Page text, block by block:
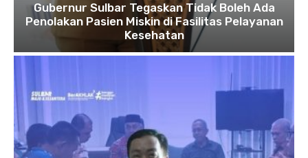
Gubernur Sulbar Tegaskan Tidak Boleh Ada
Penolakan Pasien Miskin di Fasilitas Pelayanan
Kesehatan